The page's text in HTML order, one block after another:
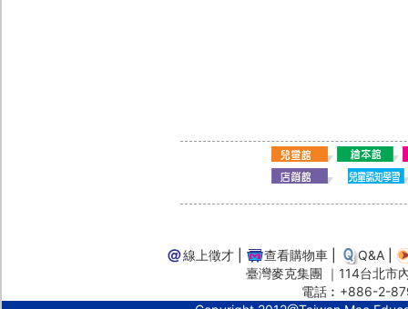
線上徵才 查看購物車 Q&A
臺灣麥克集團 ｜114台北
電話︰+886-2-